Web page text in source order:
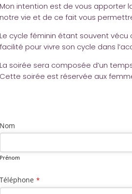
Mon intention est de vous apporter
notre vie et de ce fait vous
Le cycle féminin étant souvent vécu
facilité pour vivre son cycle dans
La soirée sera composée d’un
Cette soirée est réservée aux
Nom
Prénom
Téléphone *